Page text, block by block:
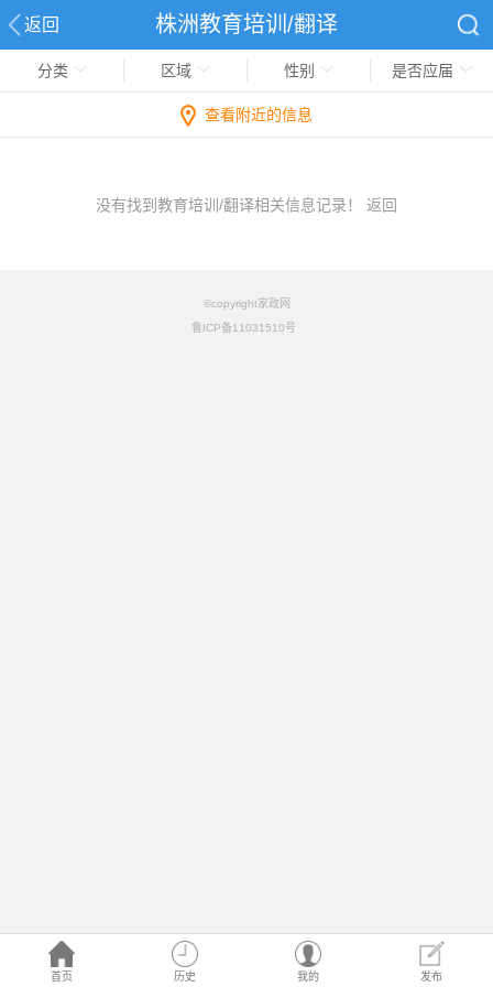
返回 株洲教育培训/翻译
首页 历史 我的 发布
分类 区域 性别 是否应届
查看附近的信息
没有找到教育培训/翻译相关信息记录！ 返回
©copyright家政网
鲁ICP备11031510号